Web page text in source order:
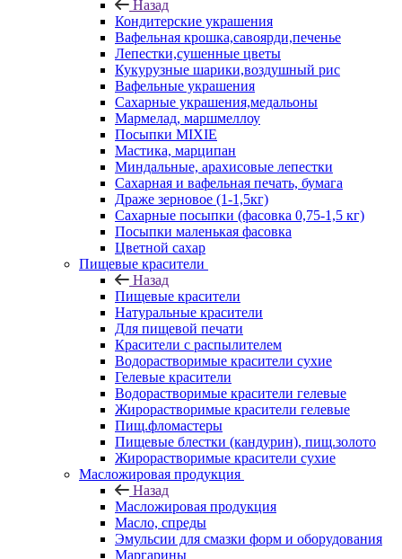
Назад
Кондитерские украшения
Вафельная крошка,савоярди,печенье
Лепестки,сушенные цветы
Кукурузные шарики,воздушный рис
Вафельные украшения
Сахарные украшения,медальоны
Мармелад, маршмеллоу
Посыпки MIXIE
Мастика, марципан
Миндальные, арахисовые лепестки
Сахарная и вафельная печать, бумага
Драже зерновое (1-1,5кг)
Сахарные посыпки (фасовка 0,75-1,5 кг)
Посыпки маленькая фасовка
Цветной сахар
Пищевые красители
Назад
Пищевые красители
Натуральные красители
Для пищевой печати
Красители с распылителем
Водорастворимые красители сухие
Гелевые красители
Водорастворимые красители гелевые
Жирорастворимые красители гелевые
Пищ.фломастеры
Пищевые блестки (кандурин), пищ.золото
Жирорастворимые красители сухие
Масложировая продукция
Назад
Масложировая продукция
Масло, спреды
Эмульсии для смазки форм и оборудования
Маргарины